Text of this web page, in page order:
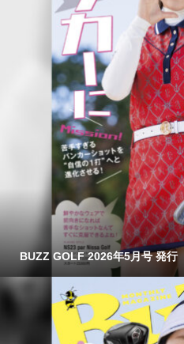
BUZZ GOLF 2026年5月号 発行